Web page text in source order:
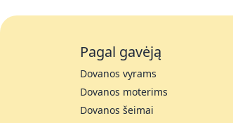
Pagal gavėją
Dovanos vyrams
Dovanos moterims
Dovanos šeimai